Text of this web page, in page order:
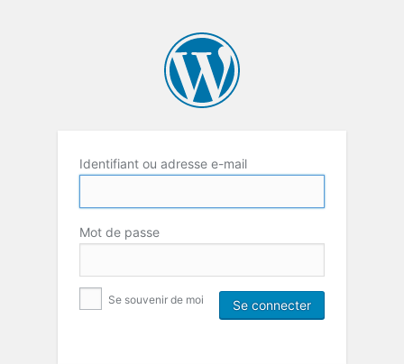
Identifiant ou adresse e-mail
Mot de passe
Se souvenir de moi